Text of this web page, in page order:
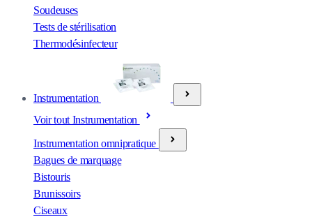
Soudeuses
Tests de stérilisation
Thermodésinfecteur
Instrumentation
Voir tout Instrumentation
Instrumentation omnipratique
Bagues de marquage
Bistouris
Brunissoirs
Ciseaux